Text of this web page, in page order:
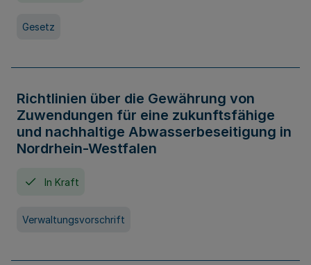
Gesetz
Richtlinien über die Gewährung von
Zuwendungen für eine zukunftsfähige
und nachhaltige Abwasserbeseitigung in
Nordrhein-Westfalen
In Kraft
Verwaltungsvorschrift